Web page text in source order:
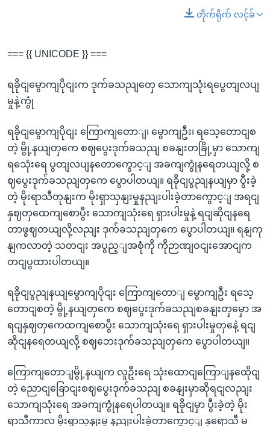
တိုက်ရိုက် လင့်ခ်
=== {{ UNICODE }} ===
ရခိုငျမွောကျပိုငျးက ဒုက်ခသညျတှေ သောကျသုံးရပွေတျလပျ
မှုနဲ့ကွုံ
ရခိုငျမွောကျပိုငျး ကြောကျတောျ၊ မွောကျဦး၊ ရသေ့တောငျစ
တဲ့ မွို့နယျတှကေ စဈပွေးဒုက်ခသညျ စခနျးတခြို့မှာ သောကျ
ရသေုံးရေ ပွတျလပျနတောကွောင့ျ အခကျကွုံနရေတယျလို့ စ
ဈပွေးဒုက်ခသညျတှကေ ပွောပါတယျ။ ရခိုငျပွညျနယျမှာ ပွီးခဲ့
တဲ့ မိုးရာသီတုနျးက မိုးရှာသှနျးမှုနညျးပါးခဲ့တာကွောင့ျ အရငျ
နှဈတှထေကျစောပွီး သောကျသုံးရေ ရှားပါးမှုနဲ့ ရငျဆိုငျနရေ
တာဖွဈတယျလို့လညျး ဒုက်ခသညျတှကေ ပွောပါတယျ။ ရနျကု
နျကလာတဲ့ သတငျး အပွည့ျအစုံကို ကိုဉာဏျဝငျးအောငျက
တငျပွထားပါတယျ။
ရခိုငျပွညျနယျမွောကျပိုငျး ကြောကျတောျ မွောကျဦး ရသေ့
တောငျစတဲ့ မွို့နယျတှကေ စဈပွေးဒုက်ခသညျစခနျးတှမှော အ
ရငျနှဈတှကေထကျစောပွီး သောကျသုံးရေ ရှားပါးမှုတှနေဲ့ ရငျ
ဆိုငျနရေတယျလို့ စဈဘေးဒုက်ခသညျတှကေ ပွောပါတယျ။
ကြောကျတောျမွို့နယျက လူဦးရေ သုံးထောငျကြောျနထေိုငျ
တဲ့ ညောငျခြောငျးစဈပွေးဒုက်ခသညျ စခနျးမှာဆိုရငျလညျး
သောကျသုံးရေ အခကျကွုံနရေပါတယျ။ ရခိုငျမှာ ပွီးခဲ့တဲ့ မိုး
ရာသီကာလ မိုးရှာသှနျးမှု နညျးပါးခဲ့တာကွောင့ျ နှရောသီ မ